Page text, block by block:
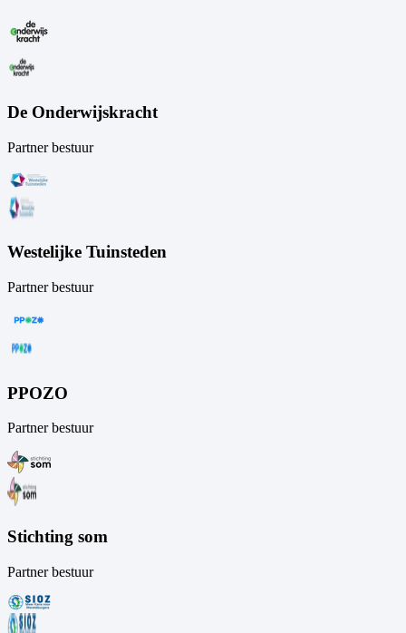
De Onderwijskracht
Partner bestuur
Westelijke Tuinsteden
Partner bestuur
PPOZO
Partner bestuur
Stichting som
Partner bestuur